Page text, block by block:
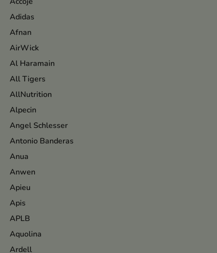
Adidas
Afnan
AirWick
Al Haramain
All Tigers
AllNutrition
Alpecin
Angel Schlesser
Antonio Banderas
Anua
Anwen
Apieu
Apis
APLB
Aquolina
Ardell